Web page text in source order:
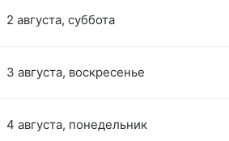
2 августа, суббота
3 августа, воскресенье
4 августа, понедельник